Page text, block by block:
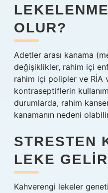
OLUR?
Adetler arası kanama
değişiklikler, rahim içi
rahim içi polipler ve RİA
kontraseptiflerin
durumlarda, rahim
kanamanın nedeni
STRESTEN
LEKE
Kahverengi lekeler